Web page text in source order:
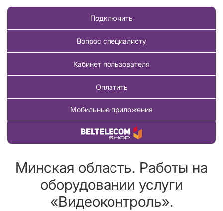
Подключить
Вопрос специалисту
Кабинет пользователя
Оплатить
Мобильные приложения
Купить товар
Минская область. Работы на
оборудовании услуги
«Видеоконтроль».